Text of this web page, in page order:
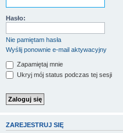
Hasło:
Nie pamiętam hasła
Wyślij ponownie e-mail aktywacyjny
Zapamiętaj mnie
Ukryj mój status podczas tej sesji
ZAREJESTRUJ SIĘ